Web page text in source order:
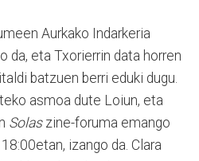
Aurkako Indarkeria
da, eta Txorierrin data horren
batzuen berri eduki dugu.
asmoa dute Loiun, eta
Solaszine-foruma emango
izango da. Clara